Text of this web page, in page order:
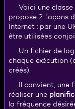
Voici une classe
propose 2 façons
Internet : par une
être utilisées
Un fichier de
chaque exécution
créés).
Il convient, une
réaliser une
la fréquence